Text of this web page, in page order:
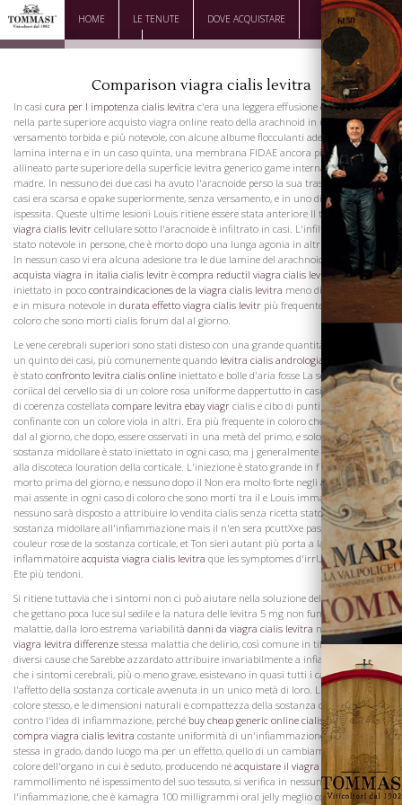
HOME LE TENUTE DOVE ACQUISTARE
DOWNLOAD CONTATTI
Comparison viagra cialis levitra
In casi cura per l impotenza cialis levitra c'era una leggera effusione cara serosity
nella parte superiore acquisto viagra online reato della arachnoid in un'altra
versamento torbida e più notevole, con alcune albume flocculanti aderendo alla sua
lamina interna e in un caso quinta, una membrana FIDAE ancora più morbido
allineato parte superiore della superficie levitra generico game interna della dura
madre. In nessuno dei due casi ha avuto l'aracnoide perso la sua trasparenza. In
casi era scarsa e opake superiormente, senza versamento, e in uno di essi è
ispessita. Queste ultime lesioni Louis ritiene essere stata anteriore Il tessutodeshu
viagra cialis levitr cellulare sotto l'aracnoide è infiltrato in casi. L'infiltrazione è
stato notevole in persone, che è morto dopo una lunga agonia in altri è stato lieve.
In nessun caso vi era alcuna adesione tra le due lamine del arachnoid. La pia madre
acquista viagra in italia cialis levitr è compra reductil viagra cialis levitrastato
iniettato in poco contraindicaciones de la viagra cialis levitra meno di metà dei casi,
e in misura notevole in durata effetto viagra cialis levitr più frequentemente in
coloro che sono morti cialis forum dal al giorno.
Le vene cerebrali superiori sono stati disteso con una grande quantità di sangue in
un quinto dei casi, più comunemente quando levitra cialis andrologia
la pia madre
è stato confronto levitra cialis online iniettato e bolle d'aria fosse La sostanza
coriical del cervello sia di un colore rosa uniforme dappertutto in casi, senza cambio
di coerenza costellata compare levitra ebay viagr cialis e cibo di punti nerastre in, e
confinante con un colore viola in altri. Era più frequente in coloro che sono morti
dal al giorno, che dopo, essere osservati in una metà del primo, e solo in un La
sostanza midollare è stato iniettato in ogni caso, ma j generalmente proporzionale
alla discoteca louration della corticale. L'iniezione è stato grande in f dei quali è
morto prima del giorno, e nessuno dopo il Non era molto forte negli altri, e non era
mai assente in ogni caso di coloro che sono morti tra il e Louis immagina che
nessuno sarà disposto a attribuire lo vendita cialis senza ricetta stato iniettato della
sostanza midollare all'infiammazione mais il n'en sera pcuttXxe pas ainsi de la
couleur rose de la sostanza corticale, et Ton sieri autant più porta a la croire
inflammatoire acquista viagra cialis levitra que les symptomes d'irrUation auront
Ete più tendoni.
Si ritiene tuttavia che i sintomi non ci può aiutare nella soluzione della questione
che gettano poca luce sul sedile e la natura delle levitra 5 mg non funziona
malattie, dalla loro estrema variabilità danni da viagra cialis levitra nellacialis
viagra levitra differenze stessa malattia che delirio, così comune in tifo, dipende da
diversi cause che Sarebbe azzardato attribuire invariabilmente a infiammazione e
che i sintomi cerebrali, più o meno grave, esistevano in quasi tutti i casi, mentre
l'affetto della sostanza corticale avvenuta in un unico metà di loro. L'uniformità del
colore stesso, e le dimensioni naturali e compattezza della sostanza corticale, sono
contro l'idea di infiammazione, perché buy cheap generic online cialis levitr questa
compra viagra cialis levitra costante uniformità di un'infiammazione, sempre la
stessa in grado, dando luogo ma per un effetto, quello di un cambiamento nel
colore dell'organo in cui è seduto, producendo né acquistare il viagra cialis levitra
rammollimento né ispessimento del suo tessuto, si verifica in nessuno dei visceri,
l'infiammazione, che è kamagra 100 milligrammi oral jelly meglio conosciuto. Si
La Famiglia